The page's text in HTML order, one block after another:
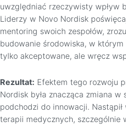
uwzględniać rzeczywisty wpływ
Liderzy w Novo Nordisk
mentoring swoich zespołów,
budowanie środowiska, w
tylko akceptowane, ale wręcz
Rezultat: Efektem tego rozwoju
Nordisk była znacząca zmiana
podchodzi do innowacji. Nastąpił
terapii medycznych, szczególnie